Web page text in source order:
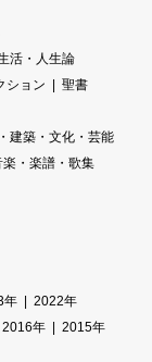
活・人生論
ション
聖書
建築・文化・芸能
楽・楽譜・歌集
年
2022年
2016年
2015年